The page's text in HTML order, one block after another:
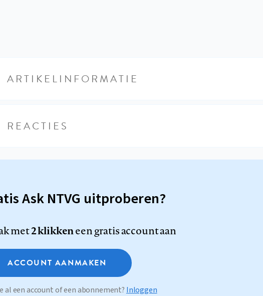
ARTIKELINFORMATIE
REACTIES
Ask NTVG uitproberen?
met2 klikkeneen gratis account aan
ACCOUNT AANMAKEN
al een account of een abonnement? Inloggen